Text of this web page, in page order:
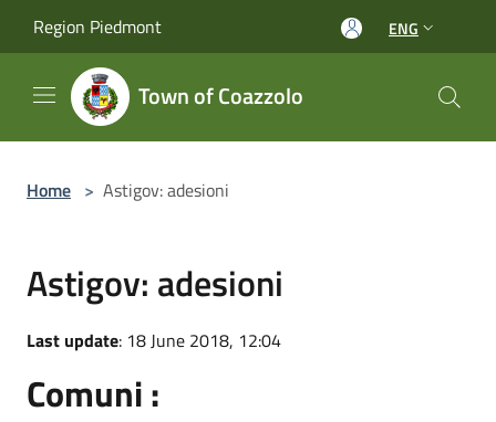
Region Piedmont ENG
Town of Coazzolo
Home > Astigov: adesioni
Astigov: adesioni
Last update: 18 June 2018, 12:04
Comuni :